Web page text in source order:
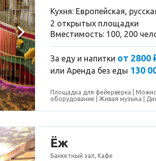
общем в след.году
остановимся только
добра искать не привык.
персоналу, и не
следовать ему, у вас
теплота. 👍
Кухня: Европейская,
2 открытых площадки
Вместимость: 100, 200
За еду и напитки от 2800
или Аренда без еды 130
Площадка для фейерверка Можно
оборудование
Живая музыка
Ёж
Банкетный зал, Кафе